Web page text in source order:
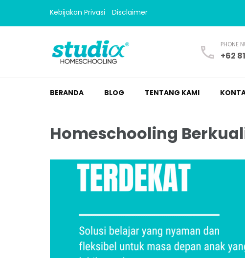
Kebijakan Privasi Disclaimer
PHONE
+62
BERANDA BLOG TENTANG KAMI
Homeschooling